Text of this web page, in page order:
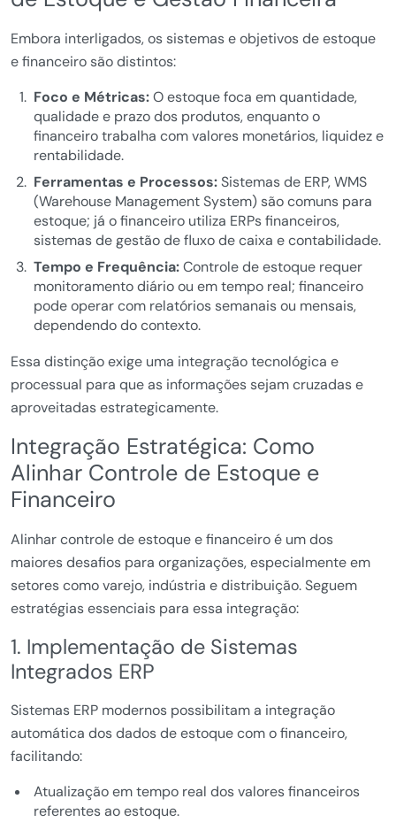
Embora interligados, os sistemas e objetivos de estoque
e financeiro são distintos:
Foco e Métricas:O estoque foca em quantidade,
qualidade e prazo dos produtos, enquanto o
financeiro trabalha com valores monetários, liquidez e
rentabilidade.
Ferramentas e Processos:Sistemas de ERP, WMS
(Warehouse Management System) são comuns para
estoque; já o financeiro utiliza ERPs financeiros,
sistemas de gestão de fluxo de caixa e contabilidade.
Tempo e Frequência:Controle de estoque requer
monitoramento diário ou em tempo real; financeiro
pode operar com relatórios semanais ou mensais,
dependendo do contexto.
Essa distinção exige uma integração tecnológica e
processual para que as informações sejam cruzadas e
aproveitadas estrategicamente.
Integração Estratégica: Como
Alinhar Controle de Estoque e
Financeiro
Alinhar controle de estoque e financeiro é um dos
maiores desafios para organizações, especialmente em
setores como varejo, indústria e distribuição. Seguem
estratégias essenciais para essa integração:
1. Implementação de Sistemas
Integrados ERP
Sistemas ERP modernos possibilitam a integração
automática dos dados de estoque com o financeiro,
facilitando:
Atualização em tempo real dos valores financeiros
referentes ao estoque.